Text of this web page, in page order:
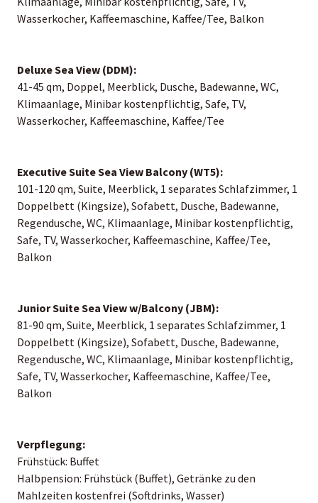
Wasserkocher, Kaffeemaschine, Kaffee/Tee, Balkon
Deluxe Sea View (DDM):
41-45 qm, Doppel, Meerblick, Dusche, Badewanne, WC,
Klimaanlage, Minibar kostenpflichtig, Safe, TV,
Wasserkocher, Kaffeemaschine, Kaffee/Tee
Executive Suite Sea View Balcony (WT5):
101-120 qm, Suite, Meerblick, 1 separates Schlafzimmer, 1
Doppelbett (Kingsize), Sofabett, Dusche, Badewanne,
Regendusche, WC, Klimaanlage, Minibar kostenpflichtig,
Safe, TV, Wasserkocher, Kaffeemaschine, Kaffee/Tee,
Balkon
Junior Suite Sea View w/Balcony (JBM):
81-90 qm, Suite, Meerblick, 1 separates Schlafzimmer, 1
Doppelbett (Kingsize), Sofabett, Dusche, Badewanne,
Regendusche, WC, Klimaanlage, Minibar kostenpflichtig,
Safe, TV, Wasserkocher, Kaffeemaschine, Kaffee/Tee,
Balkon
Verpflegung:
Frühstück: Buffet
Halbpension: Frühstück (Buffet), Getränke zu den
Mahlzeiten kostenfrei (Softdrinks, Wasser)